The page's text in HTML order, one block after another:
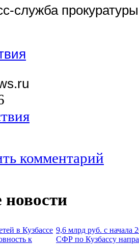
служба
комментарий
в Кузбассе
к
9,6 млрд руб. с начала
СФР по Кузбассу